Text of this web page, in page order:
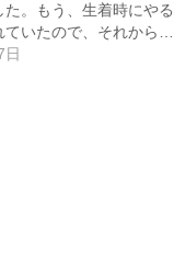
た。もう、生着時にやる
ていたので、それから…